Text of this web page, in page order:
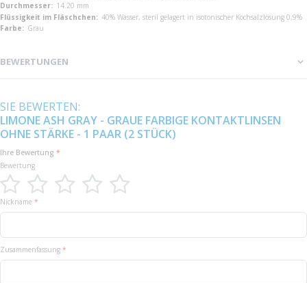
14.20 mm
40% Wasser, steril gelagert in isotonischer Kochsalzlösung 0,9%
Grau
BEWERTUNGEN
SIE BEWERTEN:
LIMONE ASH GRAY - GRAUE FARBIGE KONTAKTLINSEN
OHNE STÄRKE - 1 PAAR (2 STÜCK)
Ihre Bewertung
Bewertung
1
2
3
4
5Nickname
Zusammenfassung